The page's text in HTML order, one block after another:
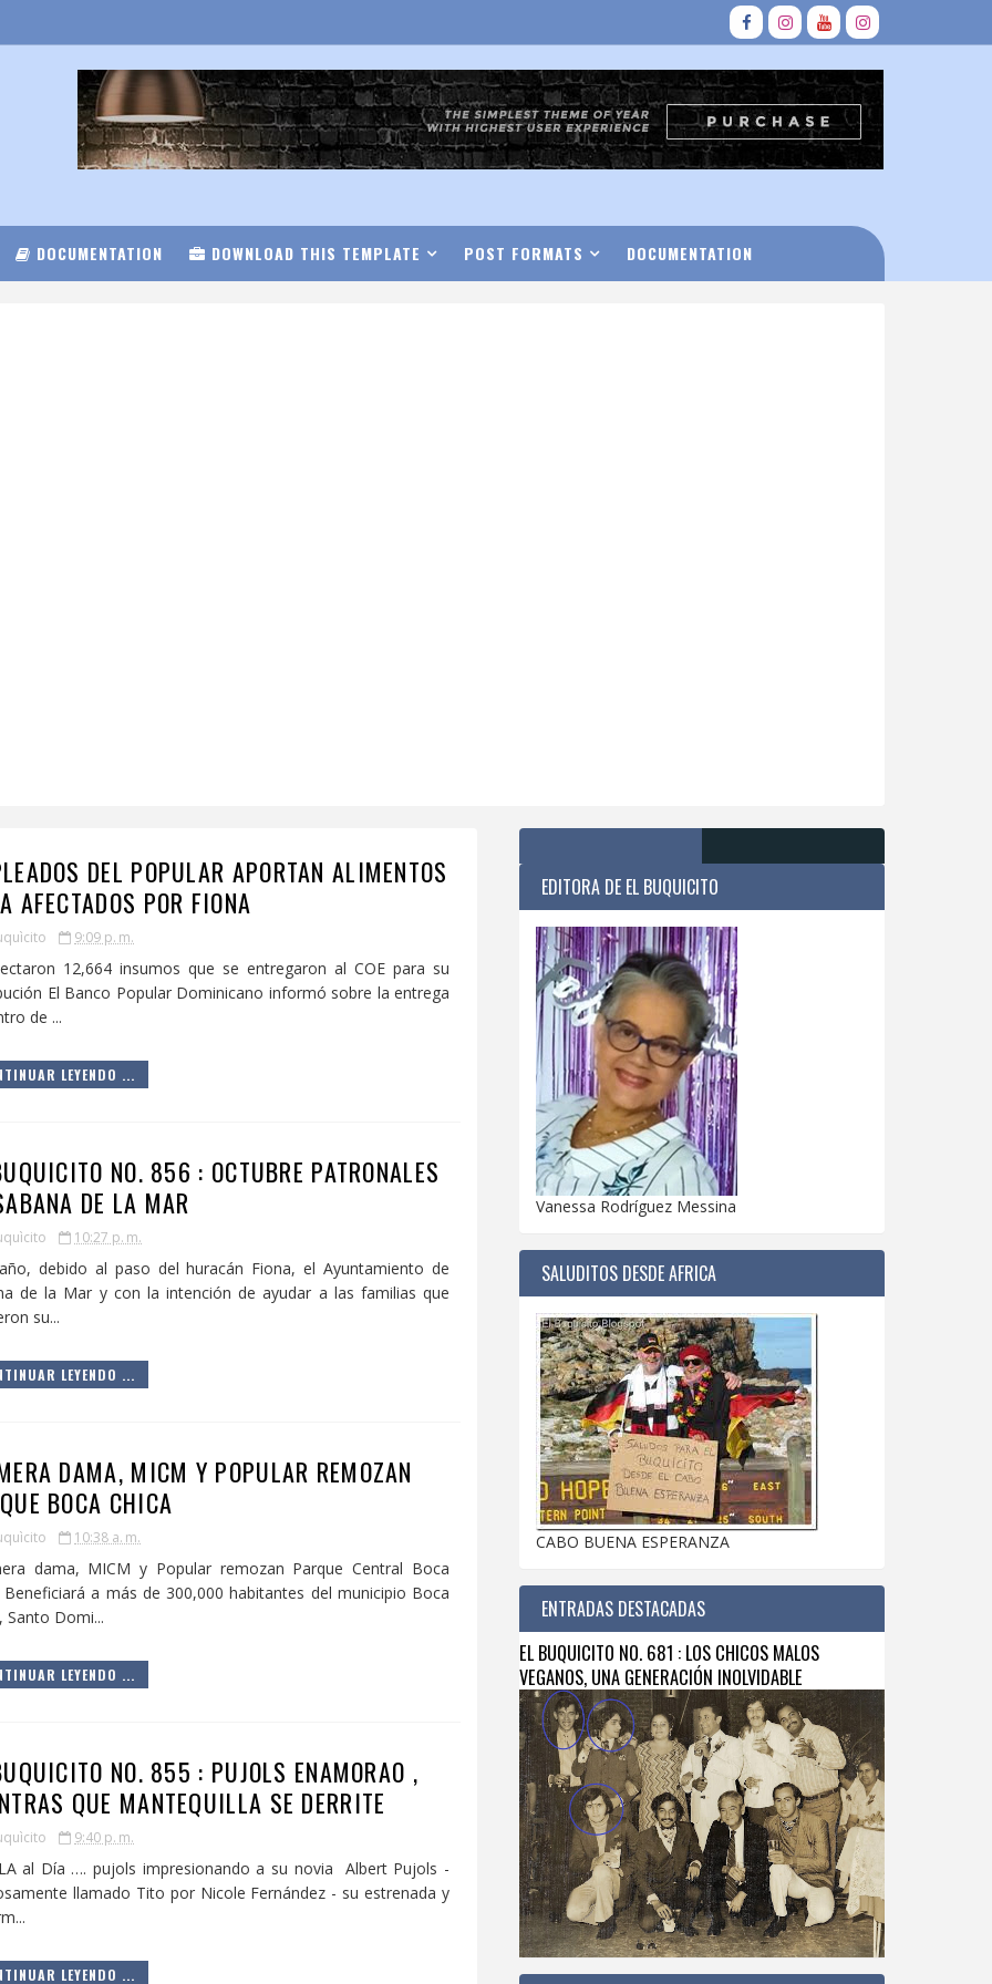
DOCUMENTATION DOWNLOAD THIS TEMPLATE POST FORMATS DOCUMENTATION
DEL POPULAR APORTAN ALIMENTOS
AFECTADOS POR FIONA
9:09 p. m.
12,664 insumos que se entregaron al COE para su
El Banco Popular Dominicano informó sobre la entrega
de ...
LEYENDO ...
NO. 856 : OCTUBRE PATRONALES
DE LA MAR
10:27 p. m.
debido al paso del huracán Fiona, el Ayuntamiento de
de la Mar y con la intención de ayudar a las familias que
su...
LEYENDO ...
DAMA, MICM Y POPULAR REMOZAN
BOCA CHICA
10:38 a. m.
dama, MICM y Popular remozan Parque Central Boca
Beneficiará a más de 300,000 habitantes del municipio Boca
Santo Domi...
LEYENDO ...
NO. 855 : PUJOLS ENAMORAO ,
QUE MANTEQUILLA SE DERRITE
9:40 p. m.
al Día …. pujols impresionando a su novia Albert Pujols -
llamado Tito por Nicole Fernández - su estrenada y
LEYENDO ...
EDITORA DE EL BUQUICITO
Vanessa Rodríguez Messina
SALUDITOS DESDE AFRICA
CABO BUENA ESPERANZA
ENTRADAS DESTACADAS
EL BUQUICITO NO. 681 : LOS CHICOS MALOS
VEGANOS, UNA GENERACIÓN INOLVIDABLE